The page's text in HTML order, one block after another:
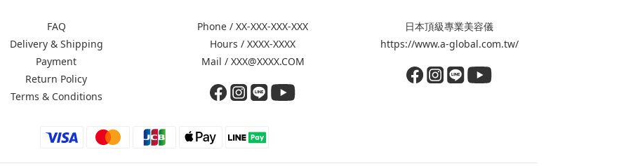
FAQ
Delivery & Shipping
Payment
Return Policy
Terms & Conditions
Phone / XX-XXX-XXX-XXX
Hours / XXXX-XXXX
Mail / XXX@XXXX.COM
日本頂級專業美容儀
https://www.a-global.com.tw/